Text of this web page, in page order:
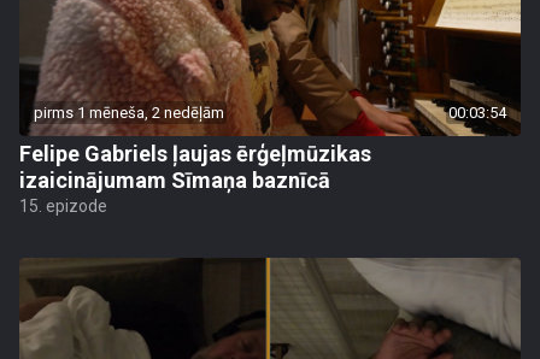
pirms 1 mēneša, 2 nedēļām 00:03:54
Felipe Gabriels ļaujas ērģeļmūzikas
izaicinājumam Sīmaņa baznīcā
15. epizode